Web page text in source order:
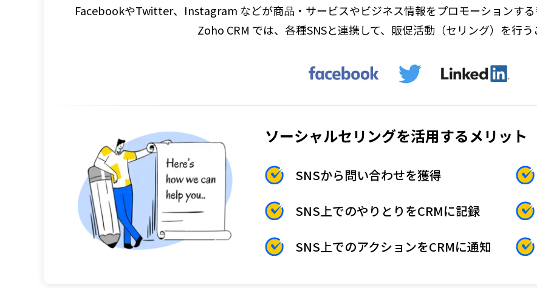
FacebookやTwitter、Instagram などが商品・サービスやビジネス情報をプロモーションする
Zoho CRM では、各種SNSと連携して、販促活動（セリング）を行う
ソーシャルセリングを活用するメリット
SNSから問い合わせを獲得
SNS上でのやりとりをCRMに記録
SNS上でのアクションをCRMに通知